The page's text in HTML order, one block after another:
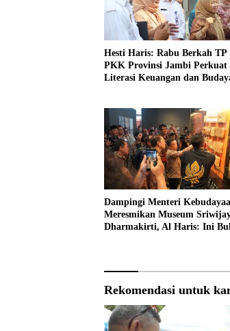
Hesti Haris: Rabu Berkah TP
PKK Provinsi Jambi Perkuat
Literasi Keuangan dan
Dampingi Menteri
Meresmikan Museum
Dharmakirti, Al Haris: Ini
Rekomendasi untuk